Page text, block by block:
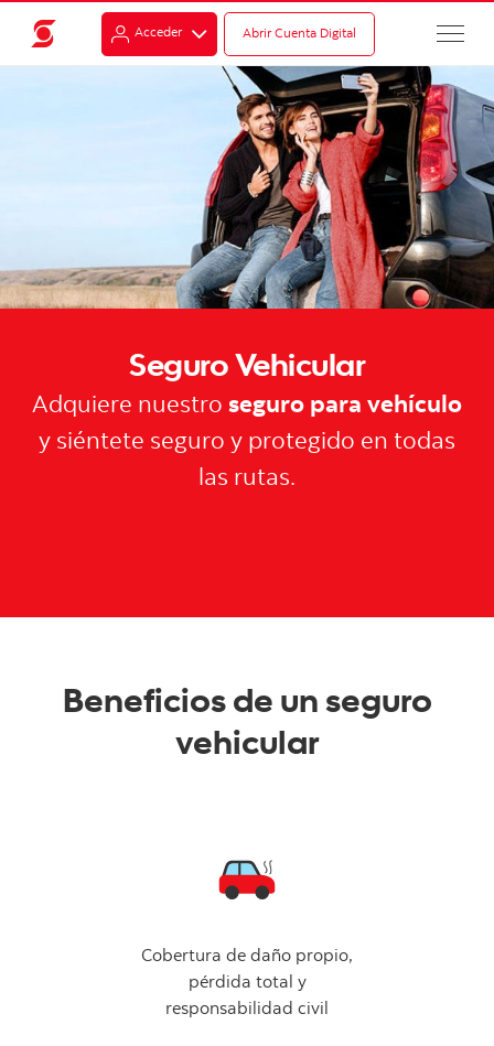
Acceder Abrir Cuenta Digital
Seguro Vehicular
Adquiere nuestro seguro para vehículo
y siéntete seguro y protegido en todas
las rutas.
Beneficios de unseguro
vehicular
Cobertura de daño propio,
pérdida total y
responsabilidad civil